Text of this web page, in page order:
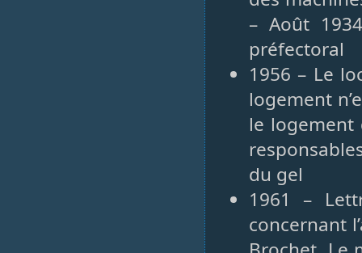
– Août
préfectoral
1956 – Le
logement
le logement
du gel
1961 –
concernant